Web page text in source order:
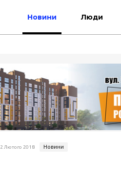
Новини Люди
2 Лютого 2018 Новини